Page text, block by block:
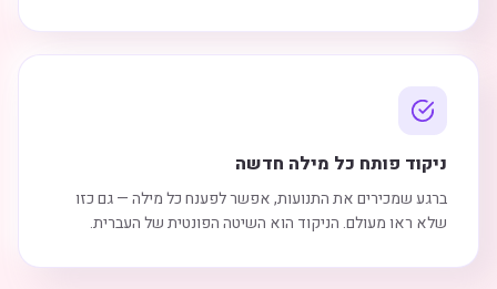
ניקוד פותח כל מילה חדשה
ברגע שמכירים את התנועות, אפשר לפענח כל מילה — גם כזו
שלא ראו מעולם. הניקוד הוא השיטה הפונטית של העברית.